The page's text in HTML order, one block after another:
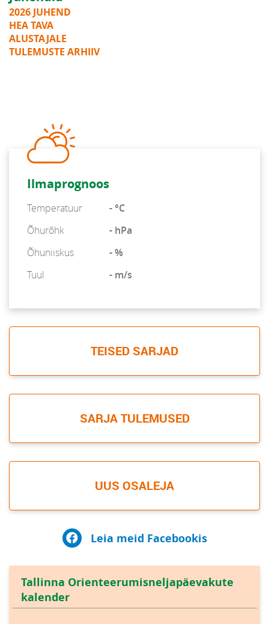
2026 JUHEND
HEA TAVA
ALUSTAJALE
TULEMUSTE ARHIIV
Ilmaprognoos
Temperatuur
- °C
Õhurõhk
- hPa
Õhuniiskus
- %
Tuul
- m/s
TEISED SARJAD
SARJA TULEMUSED
UUS OSALEJA
Leia meid Facebookis
Tallinna Orienteerumisneljapäevakute
kalender